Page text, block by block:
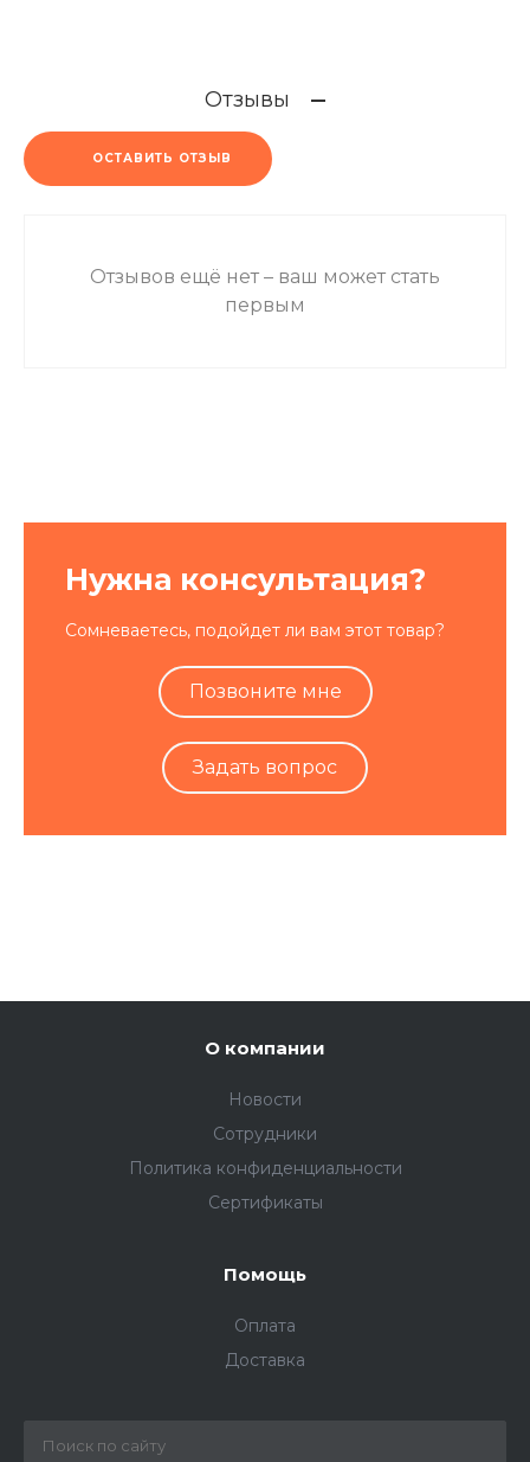
Отзывы
ОСТАВИТЬ ОТЗЫВ
Отзывов ещё нет – ваш может стать
первым
Нужна консультация?
Сомневаетесь, подойдет ли вам этот товар?
Позвоните мне
Задать вопрос
О компании
Новости
Сотрудники
Политика конфиденциальности
Сертификаты
Помощь
Оплата
Доставка